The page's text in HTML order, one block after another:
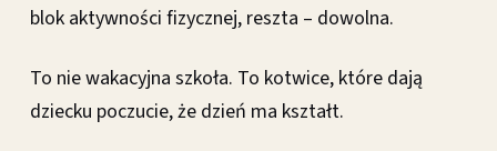
blok aktywności fizycznej, reszta – dowolna.
To nie wakacyjna szkoła. To kotwice, które dają
dziecku poczucie, że dzień ma kształt.